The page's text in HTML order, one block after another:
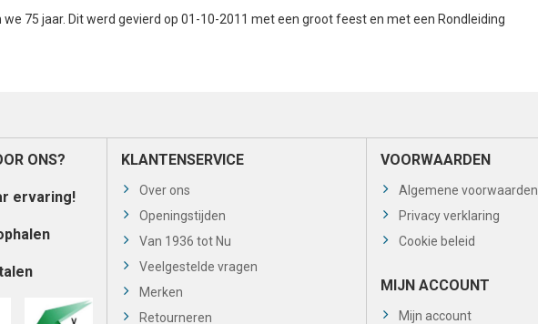
we 75 jaar. Dit werd gevierd op 01-10-2011 met een groot feest en met een Rondleiding
ONS?
ervaring!
KLANTENSERVICE
Over ons
Openingstijden
Van 1936 tot Nu
Veelgestelde vragen
Merken
Retourneren
VOORWAARDEN
Algemene voorwaarden
Privacy verklaring
Cookie beleid
MIJN ACCOUNT
Mijn account